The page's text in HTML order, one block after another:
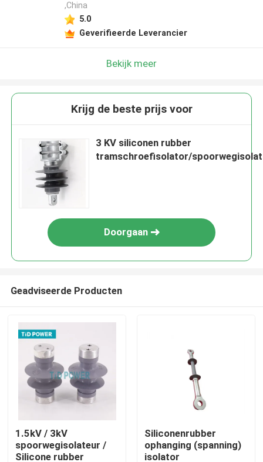
Thuis
,China
5.0
Geverifieerde Leverancier
Bekijk meer
Krijg de beste prijs voor
3 KV siliconen rubber
tramschroefisolator/
Doorgaan
Geadviseerde Producten
1.5kV / 3kV
spoorwegisolateur /
Silicone rubber
Siliconenrubber
ophanging (spanning)
isolator